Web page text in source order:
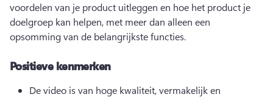
voordelen van je product uitleggen en hoe het product je
doelgroep kan helpen, met meer dan alleen een
opsomming van de belangrijkste functies.
Positieve kenmerken
De video is van hoge kwaliteit, vermakelijk en